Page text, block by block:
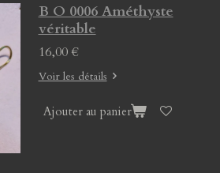
B O 0006 Améthyste
véritable
16,00 €
Voir les détails
Ajouter au panier